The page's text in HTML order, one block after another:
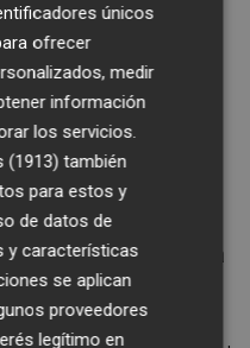
de Sistemas de
del PP en el
por la nueva
Administración de
del PP en
gestora de la
únicos
ofrecer
medir
información
los servicios.
(1913) también
para estos y
de datos de
y características
se aplican
proveedores
legítimo en